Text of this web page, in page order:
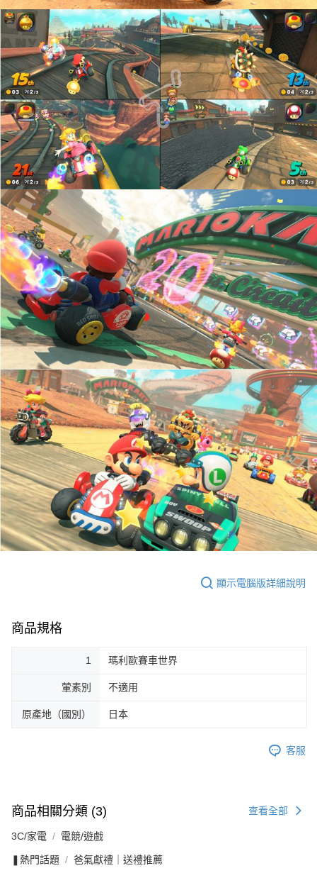
顯示電腦版詳細說明
商品規格
1 瑪利歐賽車世界
葷素別 不適用
原產地（國別） 日本
客服
商品相關分類 (3) 查看全部
3C/家電 電競/遊戲
❚熱門話題 爸氣獻禮｜送禮推薦